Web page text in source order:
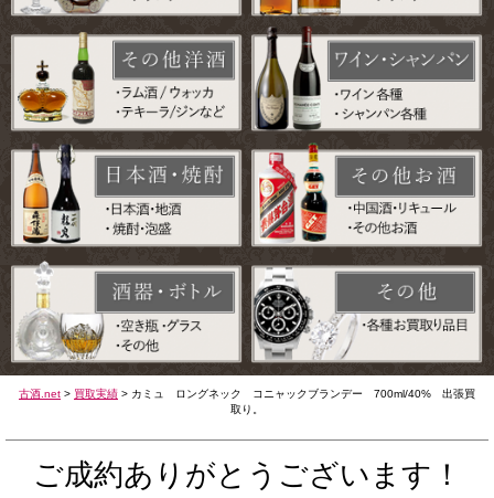
古酒.net > 買取実績 > カミュ ロングネック コニャックブランデー 700ml/40% 出張買
取り。
ご成約ありがとうございます！